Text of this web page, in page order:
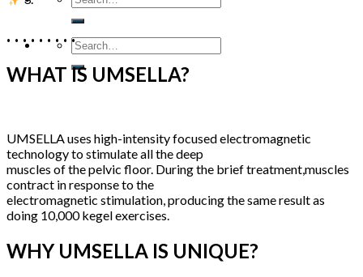
. . . . . . . . .
WHAT IS UMSELLA?
UMSELLA uses high-intensity focused electromagnetic
technology to stimulate all the deep
muscles of the pelvic floor. During the brief treatment,muscles
contract in response to the
electromagnetic stimulation, producing the same result as
doing 10,000 kegel exercises.
WHY UMSELLA IS UNIQUE?